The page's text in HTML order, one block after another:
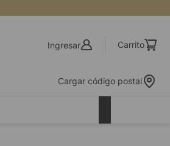
Ingresar
Cargar código postal